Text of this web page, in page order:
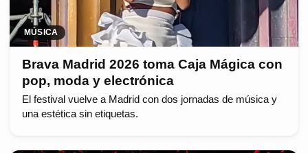
MÚSICA
Brava Madrid 2026 toma Caja Mágica con
pop, moda y electrónica
El festival vuelve a Madrid con dos jornadas de música y
una estética sin etiquetas.